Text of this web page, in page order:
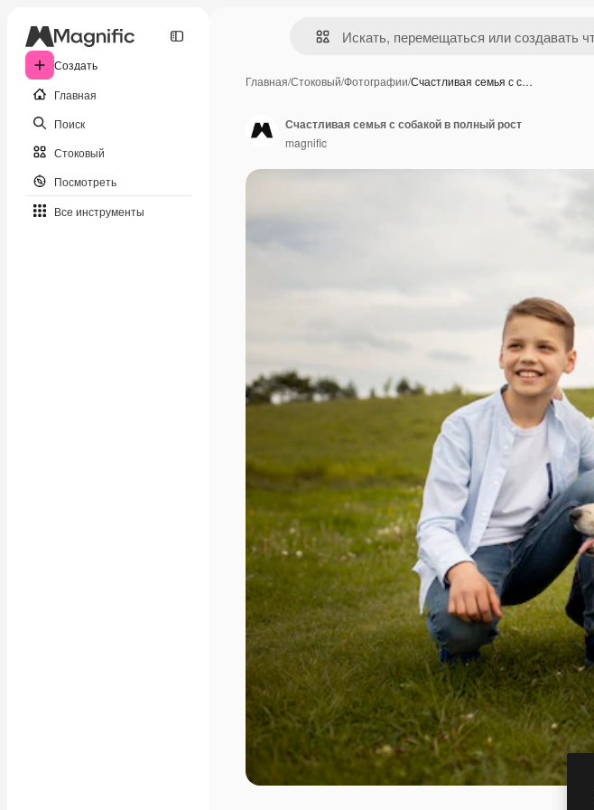
Создать
Главная
Поиск
Стоковый
Посмотреть
Все инструменты
Главная/Стоковый/Фотографии/Счастливая семья с с…
Счастливая семья с собакой в полный рост
magnific